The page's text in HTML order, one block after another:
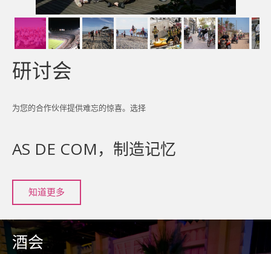
研讨会
为您的合作伙伴提供难忘的惊喜。选择
AS DE COM，制造记忆
知道更多
酒会